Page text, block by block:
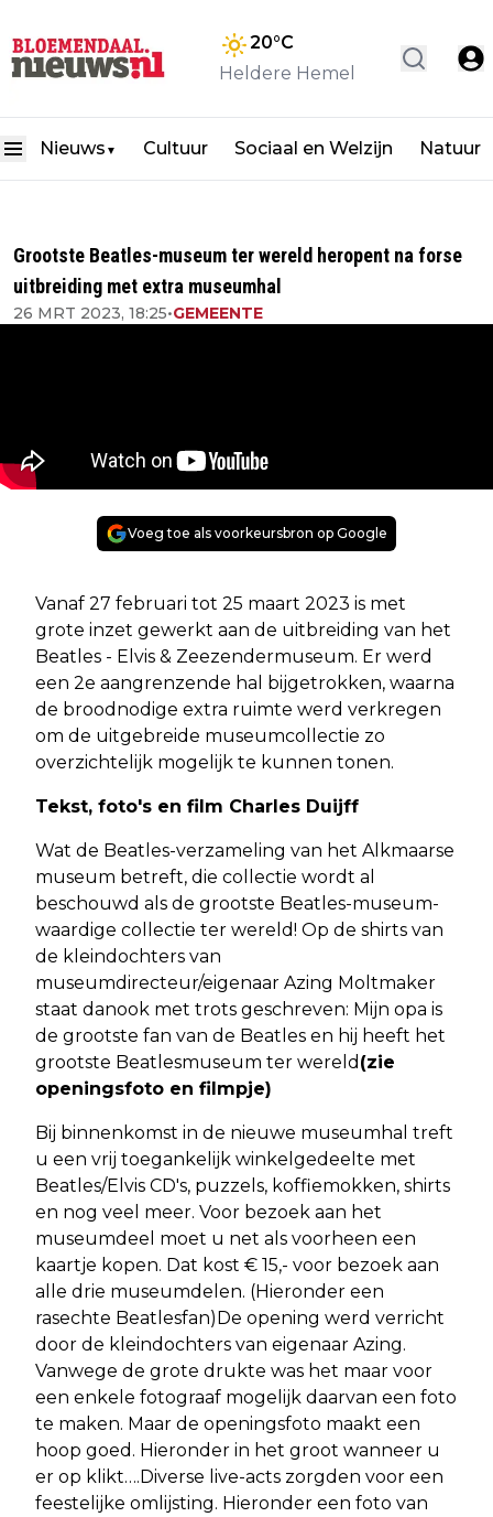
20°C
Heldere Hemel
Nieuws ▼ Cultuur Sociaal en Welzijn Natuur
Grootste Beatles-museum ter wereld heropent na forse
uitbreiding met extra museumhal
26 MRT 2023, 18:25•GEMEENTE
Voeg toe als voorkeursbron op Google
Vanaf 27 februari tot 25 maart 2023 is met
grote inzet gewerkt aan de uitbreiding van het
Beatles - Elvis & Zeezendermuseum. Er werd
een 2e aangrenzende hal bijgetrokken, waarna
de broodnodige extra ruimte werd verkregen
om de uitgebreide museumcollectie zo
overzichtelijk mogelijk te kunnen tonen.
Tekst, foto's en film Charles Duijff
Wat de Beatles-verzameling van het Alkmaarse
museum betreft, die collectie wordt al
beschouwd als de grootste Beatles-museum-
waardige collectie ter wereld! Op de shirts van
de kleindochters van
museumdirecteur/eigenaar Azing Moltmaker
staat danook met trots geschreven: Mijn opa is
de grootste fan van de Beatles en hij heeft het
grootste Beatlesmuseum ter wereld (zie
openingsfoto en filmpje)
Bij binnenkomst in de nieuwe museumhal treft
u een vrij toegankelijk winkelgedeelte met
Beatles/Elvis CD's, puzzels, koffiemokken, shirts
en nog veel meer. Voor bezoek aan het
museumdeel moet u net als voorheen een
kaartje kopen. Dat kost € 15,- voor bezoek aan
alle drie museumdelen. (Hieronder een
rasechte Beatlesfan)De opening werd verricht
door de kleindochters van eigenaar Azing.
Vanwege de grote drukte was het maar voor
een enkele fotograaf mogelijk daarvan een foto
te maken. Maar de openingsfoto maakt een
hoop goed. Hieronder in het groot wanneer u
er op klikt….Diverse live-acts zorgden voor een
feestelijke omlijsting. Hieronder een foto van